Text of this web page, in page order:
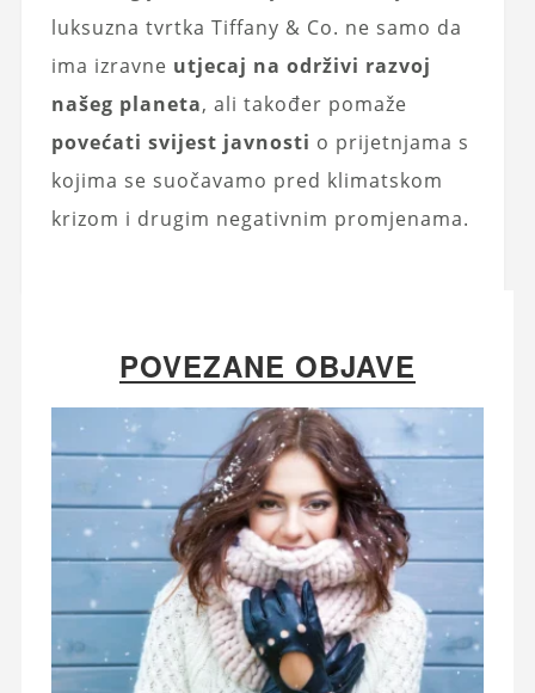
luksuzna tvrtka Tiffany & Co. ne samo da
ima izravne utjecaj na održivi razvoj
našeg planeta, ali također pomaže
povećati svijest javnosti o prijetnjama s
kojima se suočavamo pred klimatskom
krizom i drugim negativnim promjenama.
POVEZANE OBJAVE